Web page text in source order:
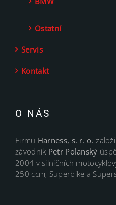
Ostatní
Servis
Kontakt
O NÁS
Firmu Harness, s. r. o.
závodník Petr Polanský
2004 v silničních
250 ccm, Superbike a